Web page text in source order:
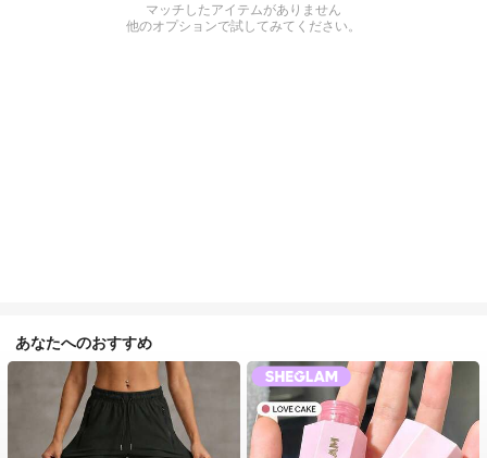
マッチしたアイテムがありません
他のオプションで試してみてください。
あなたへのおすすめ